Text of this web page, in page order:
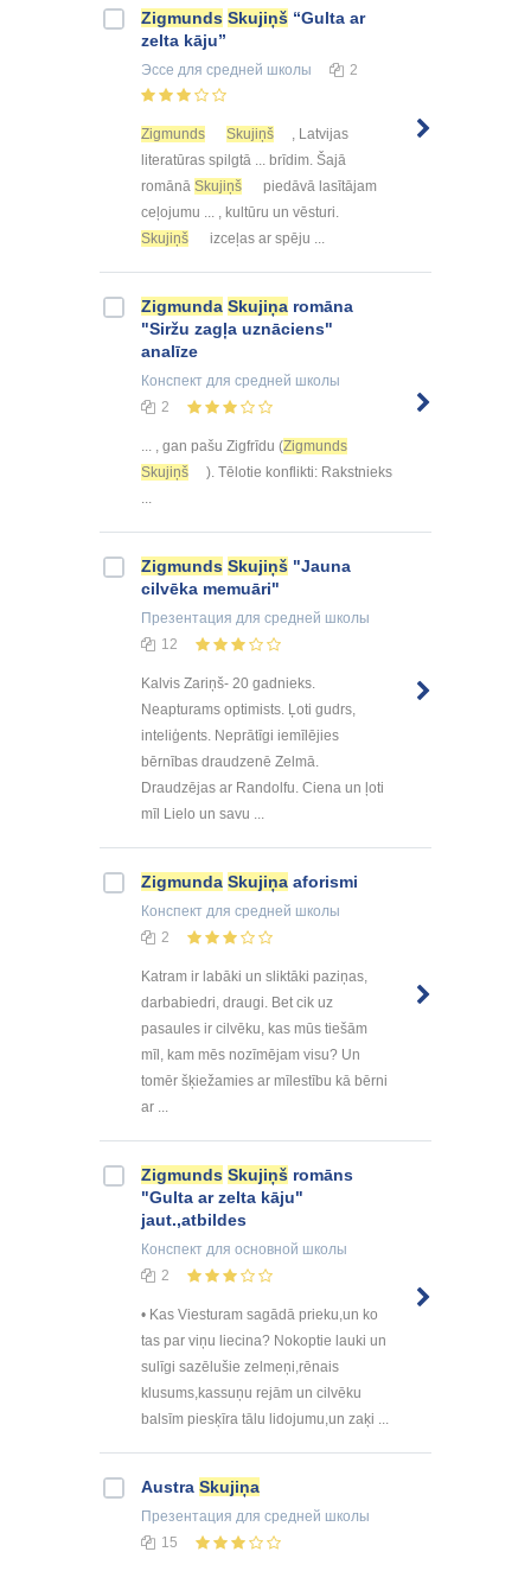
Zigmunds Skujiņš “Gulta ar
zelta kāju”
Эссе для средней школы 2
Zigmunds Skujiņš
, Latvijas
literatūras spilgtā ... brīdim. Šajā
romānā Skujiņš
piedāvā lasītājam
ceļojumu ... , kultūru un vēsturi.
Skujiņš
izceļas ar spēju ...
Zigmunda Skujiņa romāna
"Siržu zagļa uznāciens"
analīze
Конспект для средней школы
2
... , gan pašu Zigfrīdu (Zigmunds
Skujiņš
). Tēlotie konflikti: Rakstnieks
...
Zigmunds Skujiņš "Jauna
cilvēka memuāri"
Презентация для средней школы
12
Kalvis Zariņš- 20 gadnieks.
Neapturams optimists. Ļoti gudrs,
inteliģents. Neprātīgi iemīlējies
bērnības draudzenē Zelmā.
Draudzējas ar Randolfu. Ciena un ļoti
mīl Lielo un savu ...
Zigmunda Skujiņa aforismi
Конспект для средней школы
2
Katram ir labāki un sliktāki paziņas,
darbabiedri, draugi. Bet cik uz
pasaules ir cilvēku, kas mūs tiešām
mīl, kam mēs nozīmējam visu? Un
tomēr šķiežamies ar mīlestību kā bērni
ar ...
Zigmunds Skujiņš romāns
"Gulta ar zelta kāju"
jaut.,atbildes
Конспект для основной школы
2
• Kas Viesturam sagādā prieku,un ko
tas par viņu liecina? Nokoptie lauki un
sulīgi sazēlušie zelmeņi,rēnais
klusums,kassuņu rejām un cilvēku
balsīm piesķīra tālu lidojumu,un zaķi ...
Austra Skujiņa
Презентация для средней школы
15